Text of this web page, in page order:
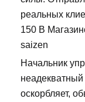
реальных
150 В
saizen
Начальник
неадекватный
оскорбляет,